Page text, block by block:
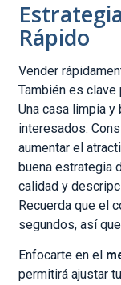
Rápido
Vender
También es clave
Una casa limpia y
interesados.
aumentar el
buena estrategia
calidad y
Recuerda que el
segundos, así
Enfocarte en el
permitirá ajustar